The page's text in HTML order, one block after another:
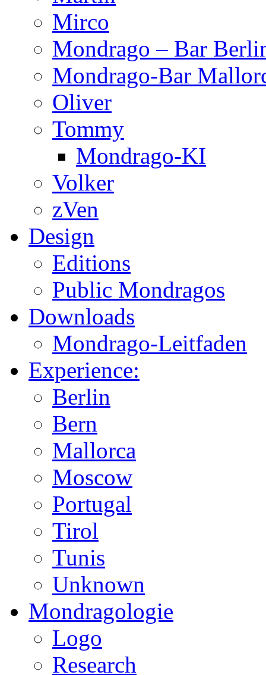
Mirco
Mondrago – Bar
Mondrago-Bar
Oliver
Tommy
Mondrago-KI
Volker
zVen
Design
Editions
Public Mondragos
Downloads
Mondrago-Leitfaden
Experience:
Berlin
Bern
Mallorca
Moscow
Portugal
Tirol
Tunis
Unknown
Mondragologie
Logo
Research